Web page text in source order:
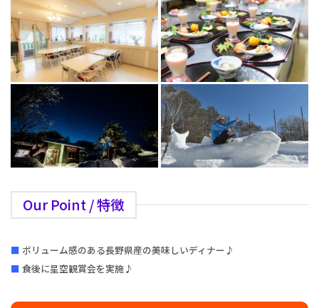
Our Point / 特徴
■ ボリューム感のある長野県産の美味しいディナー♪
■ 食後に星空観賞会を実施♪